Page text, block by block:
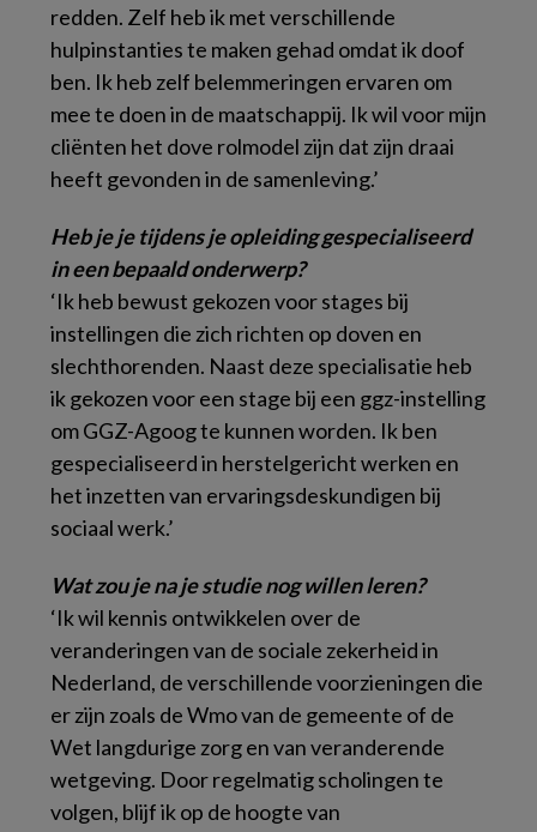
redden. Zelf heb ik met verschillende
hulpinstanties te maken gehad omdat ik doof
ben. Ik heb zelf belemmeringen ervaren om
mee te doen in de maatschappij. Ik wil voor mijn
cliënten het dove rolmodel zijn dat zijn draai
heeft gevonden in de samenleving.’
Heb je je tijdens je opleiding gespecialiseerd
in een bepaald onderwerp?
‘Ik heb bewust gekozen voor stages bij
instellingen die zich richten op doven en
slechthorenden. Naast deze specialisatie heb
ik gekozen voor een stage bij een ggz-instelling
om GGZ-Agoog te kunnen worden. Ik ben
gespecialiseerd in herstelgericht werken en
het inzetten van ervaringsdeskundigen bij
sociaal werk.’
Wat zou je na je studie nog willen leren?
‘Ik wil kennis ontwikkelen over de
veranderingen van de sociale zekerheid in
Nederland, de verschillende voorzieningen die
er zijn zoals de Wmo van de gemeente of de
Wet langdurige zorg en van veranderende
wetgeving. Door regelmatig scholingen te
volgen, blijf ik op de hoogte van